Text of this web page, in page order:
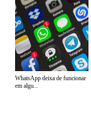
WhatsApp deixa de funcionar
em algu...